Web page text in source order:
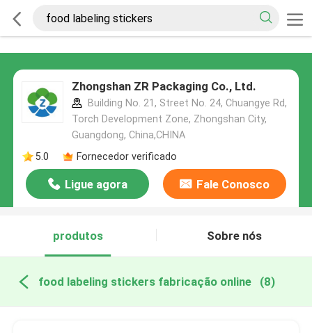
Zhongshan ZR Packaging Co., Ltd.
Building No. 21, Street No. 24, Chuangye Rd,
Torch Development Zone, Zhongshan City,
Guangdong, China,CHINA
5.0
Fornecedor verificado
Ligue agora Fale Conosco
produtos Sobre nós
food labeling stickers fabricação online (8)